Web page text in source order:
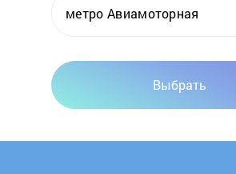
Ilvito
Jackys
Kaiser
метро Авиамоторная
Выбрать